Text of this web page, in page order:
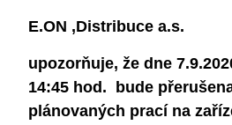
E.ON ,Distribuce a.s.
upozorňuje, že dne
14:45 hod. bude
plánovaných prací na